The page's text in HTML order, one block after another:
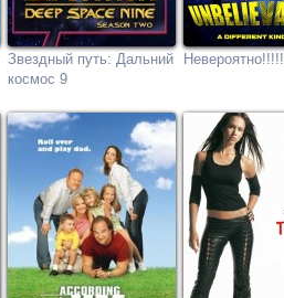
Звездный путь: Дальний
космос 9
Невероятно!!!!!